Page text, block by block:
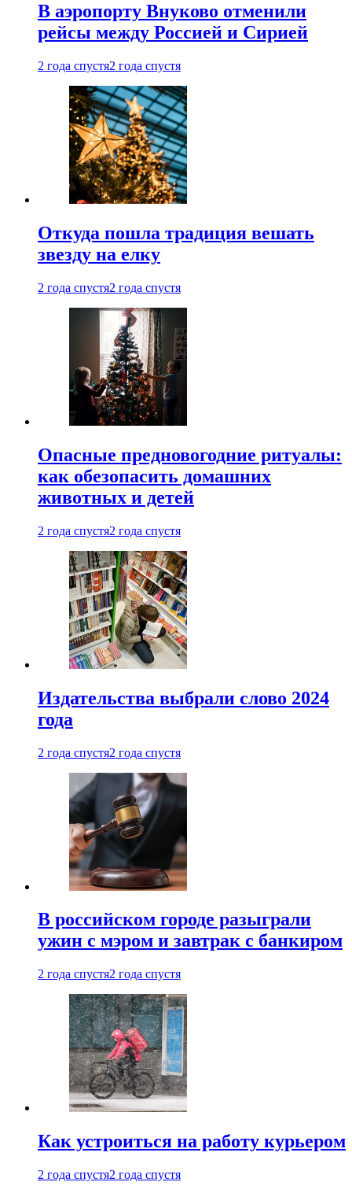
В аэропорту Внуково отменили
рейсы между Россией и Сирией
2 года спустя2 года спустя
Откуда пошла традиция вешать
звезду на елку
2 года спустя2 года спустя
Опасные предновогодние ритуалы:
как обезопасить домашних
животных и детей
2 года спустя2 года спустя
Издательства выбрали слово 2024
года
2 года спустя2 года спустя
В российском городе разыграли
ужин с мэром и завтрак с банкиром
2 года спустя2 года спустя
Как устроиться на работу курьером
2 года спустя2 года спустя